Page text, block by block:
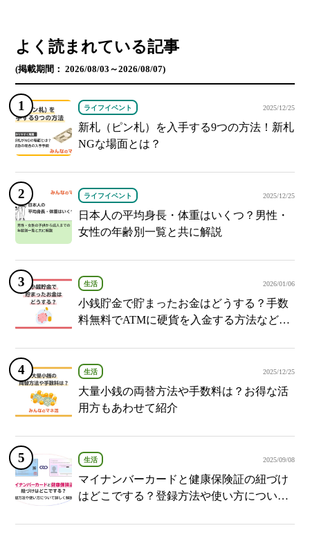
よく読まれている記事
(掲載期間： 2026/08/03～2026/08/07)
ライフイベント 2025/12/25
新札（ピン札）を入手する9つの方法！新札
NGな場面とは？
ライフイベント 2025/12/25
日本人の平均身長・体重はいくつ？男性・
女性の年齢別一覧と共に解説
生活 2026/01/06
小銭貯金で貯まったお金はどうする？手数
料無料でATMに硬貨を入金する方法など紹
生活 2025/12/25
大量小銭の両替方法や手数料は？お得な活
用方もあわせて紹介
生活 2025/09/08
マイナンバーカードと健康保険証の紐づけ
はどこでする？登録方法や使い方について